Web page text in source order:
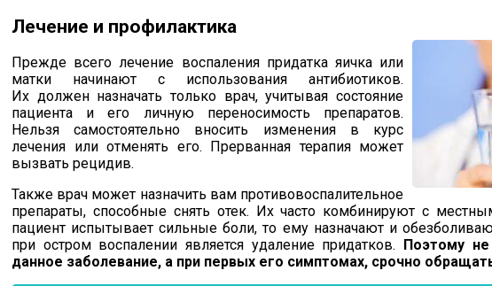
Лечение и профилактика
Прежде всего лечение воспаления придатка яичка или
матки начинают с использования антибиотиков.
Их должен назначать только врач, учитывая состояние
пациента и его личную переносимость препаратов.
Нельзя самостоятельно вносить изменения в курс
лечения или отменять его. Прерванная терапия может
вызвать рецидив.
Также врач может назначить вам противовоспалительное
препараты, способные снять отек. Их часто комбинируют с
пациент испытывает сильные боли, то ему назначают и
при остром воспалении является удаление придатков. Поэтому не
данное заболевание, а при первых его симптомах, срочно